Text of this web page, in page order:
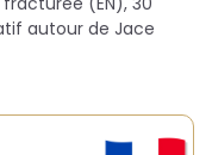
autour de Jace